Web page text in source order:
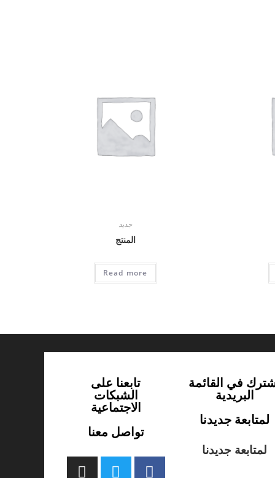
جديد
المنتج
Read more
في القائمة
البريدية
لمتابعة جديدنا
لمتابعة جديدنا
تابعنا على
الشبكات
الاجتماعية
تواصل معنا